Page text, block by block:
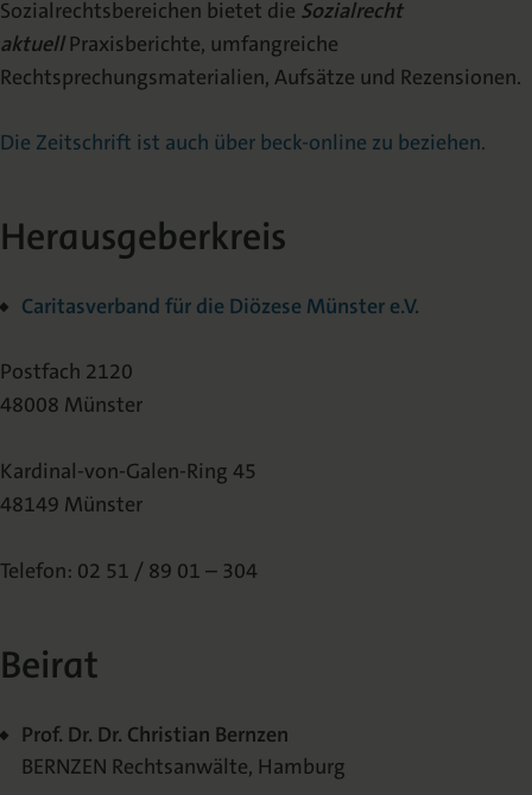
Sozialrechtsbereichen bietet die Sozialrecht
aktuellPraxisberichte, umfangreiche
Rechtsprechungsmaterialien, Aufsätze und Rezensionen.
Die Zeitschrift ist auch über beck-online zu beziehen.
Herausgeberkreis
Caritasverband für die Diözese Münster e.V.
Postfach 2120
48008 Münster
Kardinal-von-Galen-Ring 45
48149 Münster
Telefon: 02 51 / 89 01 – 304
Beirat
Prof. Dr. Dr. Christian Bernzen
BERNZEN Rechtsanwälte, Hamburg